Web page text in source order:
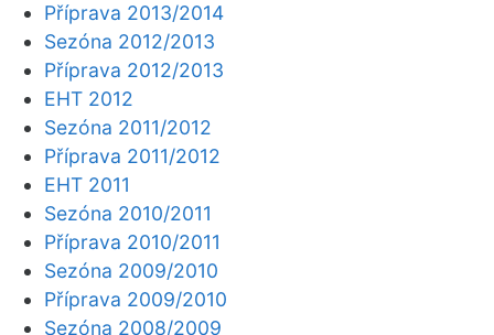
Příprava 2013/2014
Sezóna 2012/2013
Příprava 2012/2013
EHT 2012
Sezóna 2011/2012
Příprava 2011/2012
EHT 2011
Sezóna 2010/2011
Příprava 2010/2011
Sezóna 2009/2010
Příprava 2009/2010
Sezóna 2008/2009